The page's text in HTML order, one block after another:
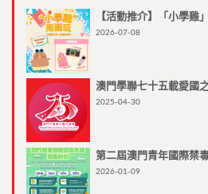
【活動推介】「小學雞
2026-07-08
澳門學聯七十五載愛國
2025-04-30
第二屆澳門青年國際禁
2026-01-09